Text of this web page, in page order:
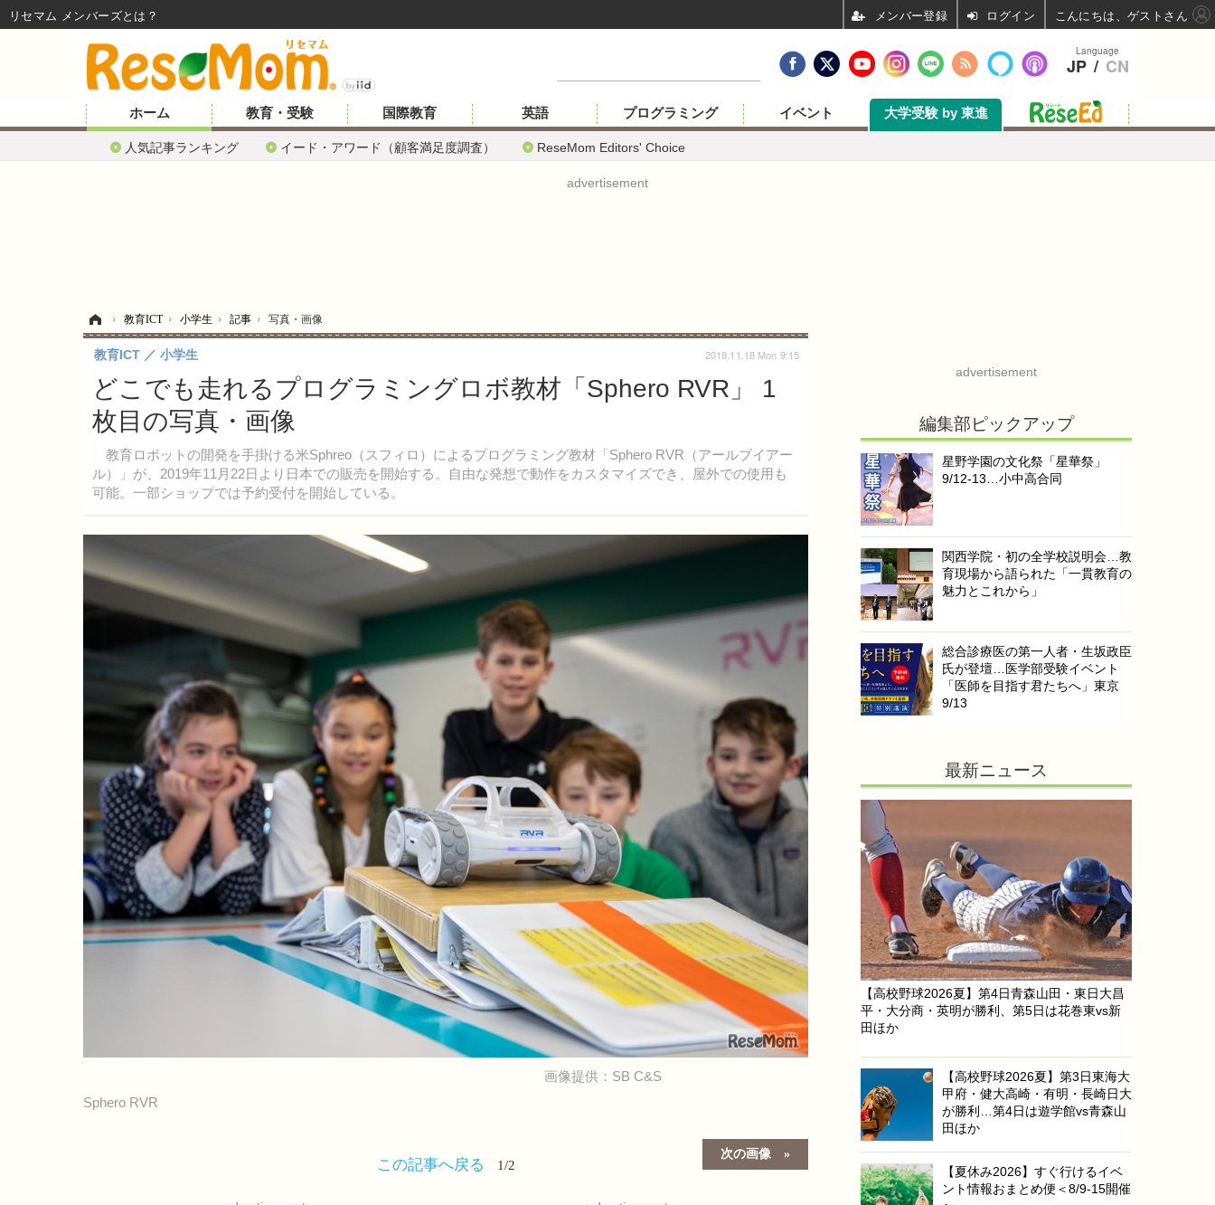
ホーム
人気記事ランキング イード・アワード（顧客満足度調査） ReseMom Editors' Choice
教育・受験 国際教育 英語 プログラミング イベント 大学受験 by 東進
advertisement
› 教育ICT › 小学生 › 記事 › 写真・画像
どこでも走れるプログラミングロボ教材「Sphero RVR」 1
枚目の写真・画像
教育ロボットの開発を手掛ける米Sphreo（スフィロ）によるプログラミング教材「Sphero RVR（アールブイアー
ル）」が、2019年11月22日より日本での販売を開始する。自由な発想で動作をカスタマイズでき、屋外での使用も
可能。一部ショップでは予約受付を開始している。
教育ICT 小学生 2019.11.18 Mon 9:15
画像提供：SB C&S
Sphero RVR
次の画像
この記事へ戻る 1/2
advertisement
編集部ピックアップ
星野学園の文化祭「星華祭」
9/12-13…小中高合同
関西学院・初の全学校説明会…教
育現場から語られた「一貫教育の
魅力とこれから」
総合診療医の第一人者・生坂政臣
氏が登壇…医学部受験イベント
「医師を目指す君たちへ」東京
9/13
最新ニュース
【高校野球2026夏】第4日青森山田・東日大昌
平・大分商・英明が勝利、第5日は花巻東vs新
田ほか
【高校野球2026夏】第3日東海大
甲府・健大高崎・有明・長崎日大
が勝利…第4日は遊学館vs青森山
田ほか
【夏休み2026】すぐ行けるイベ
ント情報おまとめ便＜8/9-15開催
Language
JP / CN
リセマム メンバーズ ログイン こんにちは、ゲストさん